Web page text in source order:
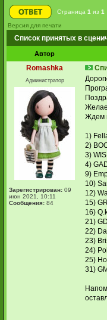
Страница 1 из 1
Версия для печати
Список принятых в
Автор
Romashka
Администратор
Зарегистрирован: 09
июн 2021, 10:11
Сообщения: 84
Ждем
1)
2)
3)
4)
9)
10)
12)
15)
16)
21)
22)
23)
24)
25)
31)